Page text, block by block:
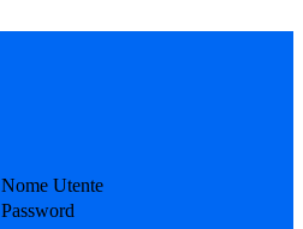
Nome Utente
Password